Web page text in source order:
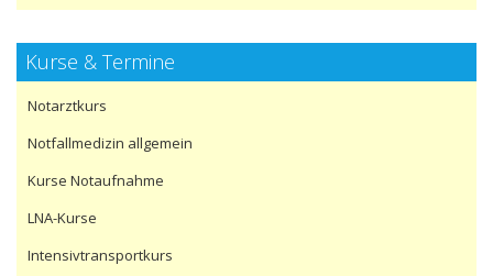
Kurse & Termine
Notarztkurs
Notfallmedizin allgemein
Kurse Notaufnahme
LNA-Kurse
Intensivtransportkurs